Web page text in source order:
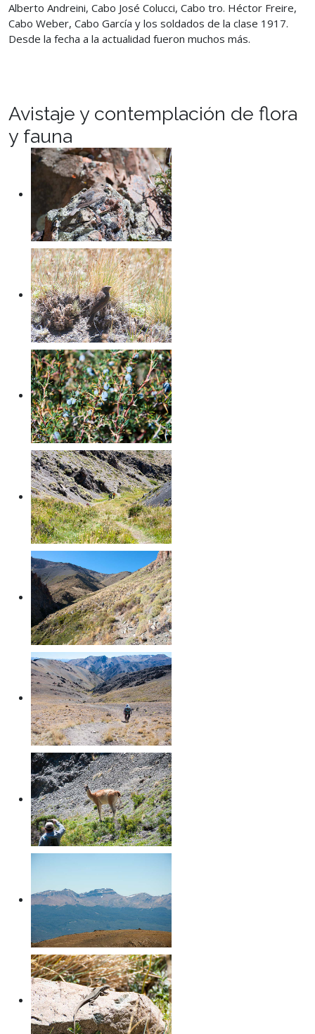
Alberto Andreini, Cabo José Colucci, Cabo tro. Héctor Freire,
Cabo Weber, Cabo García y los soldados de la clase 1917.
Desde la fecha a la actualidad fueron muchos más.
Avistaje y contemplación de flora
y fauna